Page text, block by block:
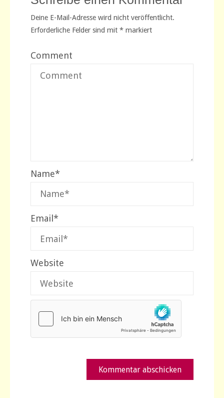
Deine E-Mail-Adresse wird nicht veröffentlicht.
Erforderliche Felder sind mit *markiert
Comment
Name*
Email *
Website